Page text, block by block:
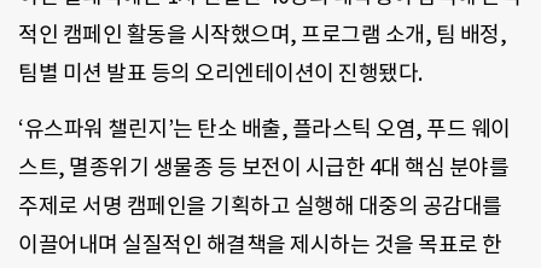
적인 캠페인 활동을 시작했으며, 프로그램 소개, 팀 배정,
팀별 미션 발표 등의 오리엔테이션이 진행됐다.
‘유스파워 챌린지’는 탄소 배출, 플라스틱 오염, 푸드 웨이
스트, 멸종위기 생물종 등 보전이 시급한 4대 핵심 분야를
주제로 서명 캠페인을 기획하고 실행해 대중의 공감대를
이끌어내며 실질적인 해결책을 제시하는 것을 목표로 한